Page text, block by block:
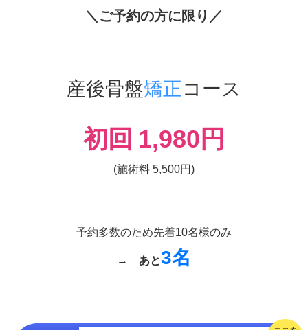
＼ご予約の方に限り／
産後骨盤矯正コース
初回 1,980円
(施術料 5,500円)
予約多数のため先着10名様のみ
→ あと3名